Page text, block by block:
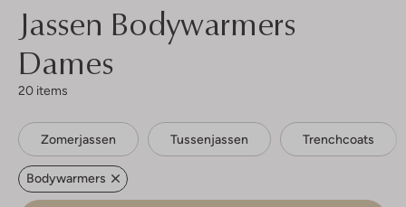
Jassen Bodywarmers
Dames
20 items
Zomerjassen Tussenjassen Trenchcoats
Bodywarmers